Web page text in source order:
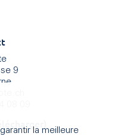
9
la meilleure